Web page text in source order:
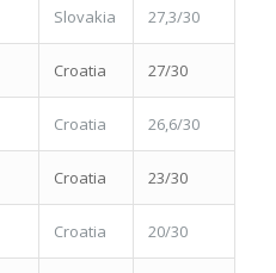
Slovakia 27,3/30
Croatia 27/30
Croatia 26,6/30
Croatia 23/30
Croatia 20/30